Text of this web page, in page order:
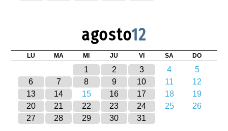
agosto12
LU MA MI JU VI SA DO
1 2 3 4
5
6
7 8 9 10 11
12
13
14 15 16 17 18
19
20
21 22 23 24 25
26
27
28 29 30 31